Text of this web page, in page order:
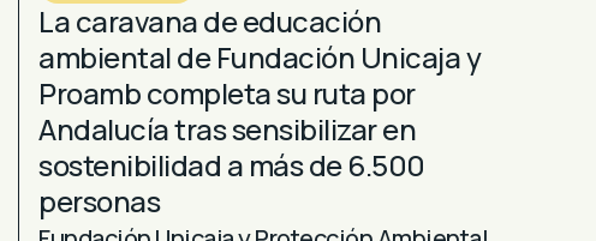
La caravana de educación
ambiental de Fundación Unicaja y
Proamb completa su ruta por
Andalucía tras sensibilizar en
sostenibilidad a más de 6.500
personas